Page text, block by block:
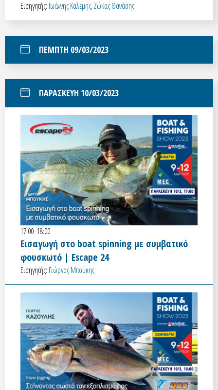
Εισηγητής: Ιωάννης Καλέμης, Ζώκας Θανάσης
ΠΕΜΠΤΗ 09/03/2023
ΠΑΡΑΣΚΕΥΗ 10/03/2023
17:00 -18:00
Εισαγωγή στο boat spinning με συμβατικό
φουσκωτό | Escape 24
Εισηγητής: Γιώργος Μπούκης